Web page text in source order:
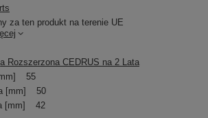
za ten produkt na terenie UE
Rozszerzona CEDRUS na 2 Lata
55
[mm]
50
[mm]
42